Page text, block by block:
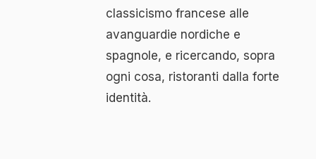
classicismo francese alle
avanguardie nordiche e
spagnole, e ricercando, sopra
ogni cosa, ristoranti dalla forte
identità.